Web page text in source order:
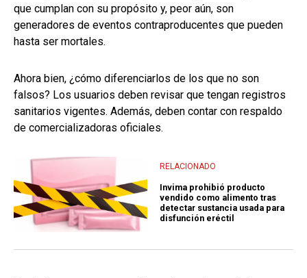
que cumplan con su propósito y, peor aún, son
generadores de eventos contraproducentes que pueden
hasta ser mortales.
Ahora bien, ¿cómo diferenciarlos de los que no son
falsos? Los usuarios deben revisar que tengan registros
sanitarios vigentes. Además, deben contar con respaldo
de comercializadoras oficiales.
RELACIONADO
Invima prohibió producto
vendido como alimento tras
detectar sustancia usada para
disfunción eréctil